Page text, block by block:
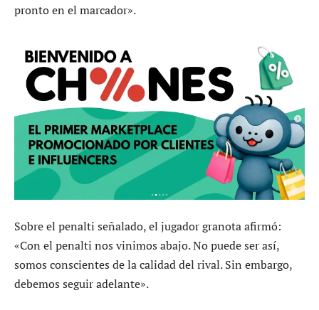
pronto en el marcador».
Sobre el penalti señalado, el jugador granota afirmó:
«Con el penalti nos vinimos abajo. No puede ser así,
somos conscientes de la calidad del rival. Sin embargo,
debemos seguir adelante».